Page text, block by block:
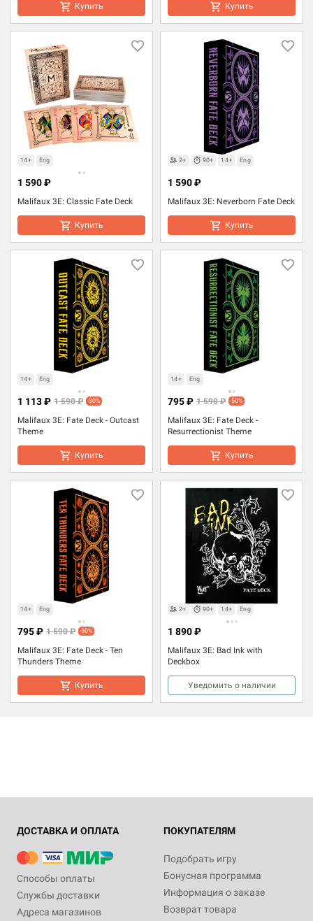
Купить Купить
14+ Eng
Malifaux 3E: Classic Fate Deck
1 590 ₽
Купить
2+ 90+ 14+ Eng
Malifaux 3E: Neverborn Fate Deck
1 590 ₽
Купить
14+ Eng
Malifaux 3E: Fate Deck - Outcast
Theme
1 113 ₽ 1 590 ₽ -30%
Купить
14+ Eng
Malifaux 3E: Fate Deck -
Resurrectionist Theme
795 ₽ 1 590 ₽ -50%
Купить
14+ Eng
Malifaux 3E: Fate Deck - Ten
Thunders Theme
795 ₽ 1 590 ₽ -50%
Купить
2+ 90+ 14+ Eng
Malifaux 3E: Bad Ink with
Deckbox
1 890 ₽
Уведомить о наличии
ДОСТАВКА И ОПЛАТА
Способы оплаты
Службы доставки
Адреса магазинов
ПОКУПАТЕЛЯМ
Подобрать игру
Бонусная программа
Информация о заказе
Возврат товара